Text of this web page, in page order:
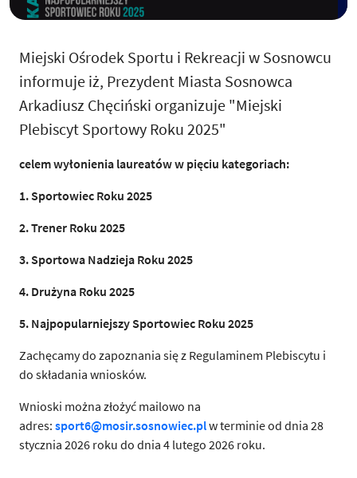
Miejski Ośrodek Sportu i Rekreacji w Sosnowcu
informuje iż, Prezydent Miasta Sosnowca
Arkadiusz Chęciński organizuje "Miejski
Plebiscyt Sportowy Roku 2025"
celem wyłonienia laureatów w pięciu kategoriach:
1. Sportowiec Roku 2025
2. Trener Roku 2025
3. Sportowa Nadzieja Roku 2025
4. Drużyna Roku 2025
5. Najpopularniejszy Sportowiec Roku 2025
Zachęcamy do zapoznania się z Regulaminem Plebiscytu i
do składania wniosków.
Wnioski można złożyć mailowo na
adres: sport6@mosir.sosnowiec.plw terminie od dnia 28
stycznia 2026 roku do dnia 4 lutego 2026 roku.